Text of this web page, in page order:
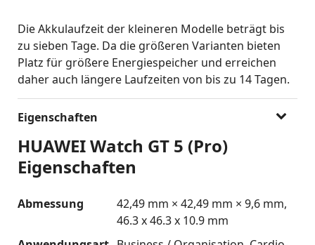
Die Akkulaufzeit der kleineren Modelle beträgt bis
zu sieben Tage. Da die größeren Varianten bieten
Platz für größere Energiespeicher und erreichen
daher auch längere Laufzeiten von bis zu 14 Tagen.
Eigenschaften
HUAWEI Watch GT 5 (Pro)
Eigenschaften
Abmessung
42,49 mm × 42,49 mm × 9,6 mm
46.3 x 46.3 x 10.9 mm